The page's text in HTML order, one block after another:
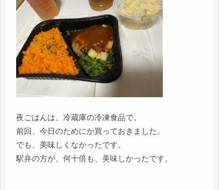
夜ごはんは、冷蔵庫の冷凍食品で。
前回、今日のためにか買っておきました。
でも、美味しくなかったです。
駅弁の方が、何十倍も、美味しかったです。